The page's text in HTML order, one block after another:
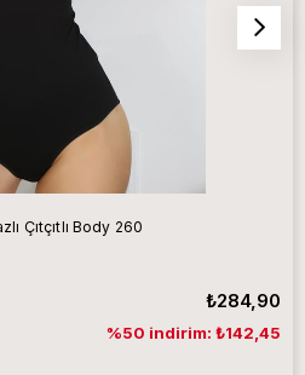
Uzun Kol Boğazlı Çıtçıtlı Body 260
₺284,90
%50 indirim: ₺142,45